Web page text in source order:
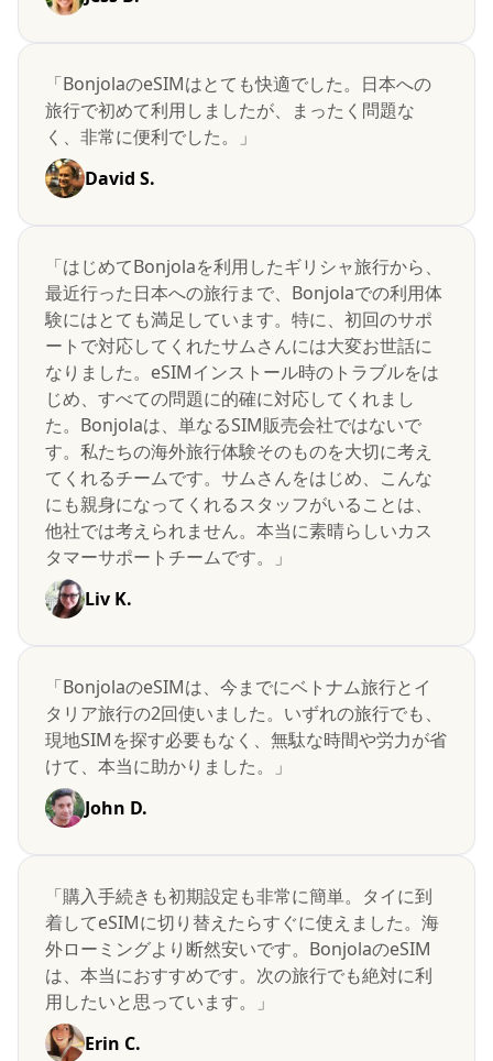
「BonjolaのeSIMはとても快適でした。日本への
旅行で初めて利用しましたが、まったく問題な
く、非常に便利でした。」
David S.
「はじめてBonjolaを利用したギリシャ旅行から、
最近行った日本への旅行まで、Bonjolaでの利用体
験にはとても満足しています。特に、初回のサポ
ートで対応してくれたサムさんには大変お世話に
なりました。eSIMインストール時のトラブルをは
じめ、すべての問題に的確に対応してくれまし
た。Bonjolaは、単なるSIM販売会社ではないで
す。私たちの海外旅行体験そのものを大切に考え
てくれるチームです。サムさんをはじめ、こんな
にも親身になってくれるスタッフがいることは、
他社では考えられません。本当に素晴らしいカス
タマーサポートチームです。」
Liv K.
「BonjolaのeSIMは、今までにベトナム旅行とイ
タリア旅行の2回使いました。いずれの旅行でも、
現地SIMを探す必要もなく、無駄な時間や労力が省
けて、本当に助かりました。」
John D.
「購入手続きも初期設定も非常に簡単。タイに到
着してeSIMに切り替えたらすぐに使えました。海
外ローミングより断然安いです。BonjolaのeSIM
は、本当におすすめです。次の旅行でも絶対に利
用したいと思っています。」
Erin C.